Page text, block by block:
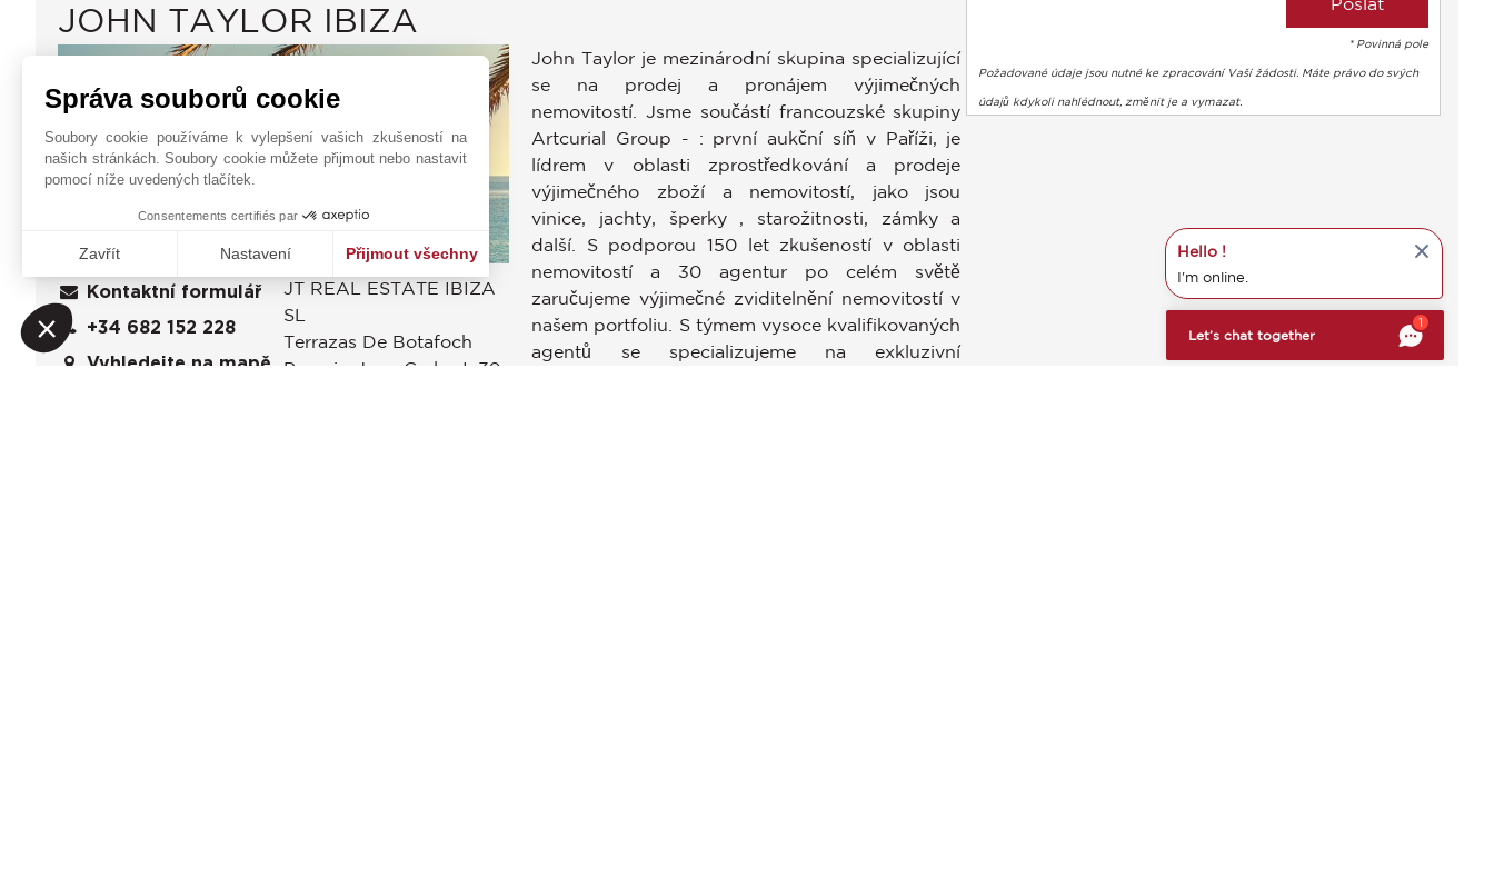
JOHN TAYLOR IBIZA
Kontaktní formulář
+34 682 152 228
Vyhledejte na mapě
JT REAL ESTATE IBIZA
SL
Terrazas De Botafoch
Passeig Joan Carles I, 39
John Taylor je mezinárodní skupina specializující
se na prodej a pronájem výjimečných
nemovitostí. Jsme součástí francouzské skupiny
Artcurial Group - : první aukční síň v Paříži, je
lídrem v oblasti zprostředkování a prodeje
výjimečného zboží a nemovitostí, jako jsou
vinice, jachty, šperky , starožitnosti, zámky a
další. S podporou 150 let zkušeností v oblasti
nemovitostí a 30 agentur po celém světě
zaručujeme výjimečné zviditelnění nemovitostí v
našem portfoliu. S týmem vysoce kvalifikovaných
agentů se specializujeme na exkluzivní
* Povinná pole
Požadované údaje jsou nutné ke zpracování Vaší žádosti. Máte právo do svých
údajů kdykoli nahlédnout, změnit je a vymazat.
Let’s chat together
1
Hello !
I'm online.
Správa souborů cookie
Soubory cookie používáme k vylepšení vašich zkušeností na
našich stránkách. Soubory cookie můžete přijmout nebo nastavit
pomocí níže uvedených tlačítek.
Consentements certifiés par
Zavřít Nastavení Přijmout všechny
Axeptio consent
Platforma pro správu souhlasů: Upravte si své volby
Naše platforma vám umožňuje přizpůsobit a spravovat vaše nastavení soukromí, čímž zajišťuje dodržování předpisů. Přizpůsobte si svá preference a kontrolujte, jak jsou vaše informace